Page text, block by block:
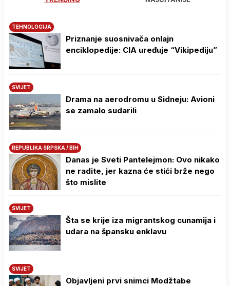
TEHNOLOGIJA
Priznanje suosnivača onlajn
enciklopedije: CIA uređuje “Vikipediju”
SVIJET
Drama na aerodromu u Sidneju: Avioni
se zamalo sudarili
REPUBLIKA SRPSKA / BIH
Danas je Sveti Pantelejmon: Ovo nikako
ne radite, jer kazna će stići brže nego
što mislite
SVIJET
Šta se krije iza migrantskog cunamija i
udara na špansku enklavu
SVIJET
Objavljeni prvi snimci Modžtabe